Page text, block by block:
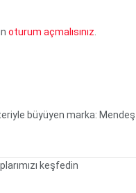
oturum açmalısınız
büyüyen marka: Mendeş
keşfedin